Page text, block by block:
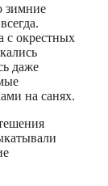
зимние
с окрестных
даже
на санях.